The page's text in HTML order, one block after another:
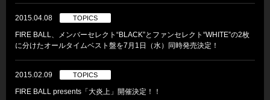
2015.04.08 TOPICS
FIRE BALL、メンバーセレクト“BLACK”とファンセレクト“WHITE”の2枚
に分けたオールタイムベスト盤を7月1日（水）同時発売決定！
2015.02.09 TOPICS
FIRE BALL presents「大炎上」開催決定！！